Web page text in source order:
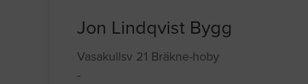
Jon Lindqvist Bygg
Vasakullsv 21 Bräkne-hoby
-